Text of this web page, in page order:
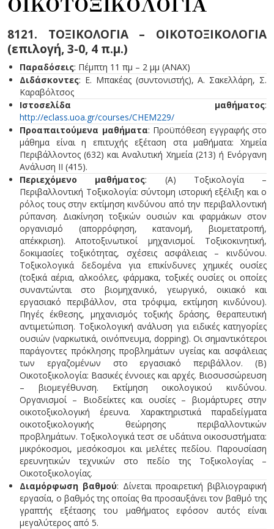
ΟΙΚΟΤΟΞΙΚΟΛΟΓΙΑ
8121. ΤΟΞΙΚΟΛΟΓΙΑ – ΟΙΚΟΤΟΞΙΚΟΛΟΓΙΑ
(επιλογή, 3-0, 4 π.μ.)
Παραδόσεις: Πέμπτη 11 πμ – 2 μμ (ΑΝΑΧ)
Διδάσκοντες: Ε. Μπακέας (συντονιστής), Α. Σακελλάρη, Σ.
Καραβόλτσος
Ιστοσελίδα μαθήματος:
http://eclass.uoa.gr/courses/CHEM229/
Προαπαιτούμενα μαθήματα: Προϋπόθεση εγγραφής στο
μάθημα είναι η επιτυχής εξέταση στα μαθήματα: Χημεία
Περιβάλλοντος (632) και Αναλυτική Χημεία (213) ή Ενόργανη
Ανάλυση ΙΙ (415).
Περιεχόμενο μαθήματος: (Α) Τοξικολογία –
Περιβαλλοντική Τοξικολογία: σύντομη ιστορική εξέλιξη και ο
ρόλος τους στην εκτίμηση κινδύνου από την περιβαλλοντική
ρύπανση. Διακίνηση τοξικών ουσιών και φαρμάκων στον
οργανισμό (απορρόφηση, κατανομή, βιομετατροπή,
απέκκριση). Aποτοξινωτικοί μηχανισμοί. Τοξικοκινητική,
δοκιμασίες τοξικότητας, σχέσεις ασφάλειας – κινδύνου.
Τοξικολογικά δεδομένα για επικίνδυνες χημικές ουσίες
(τοξικά αέρια, αλκοόλες, φάρμακα, τοξικές ουσίες οι οποίες
συναντώνται στο βιομηχανικό, γεωργικό, οικιακό και
εργασιακό περιβάλλον, στα τρόφιμα, εκτίμηση κινδύνου).
Πηγές έκθεσης, μηχανισμός τοξικής δράσης, θεραπευτική
αντιμετώπιση. Τοξικολογική ανάλυση για ειδικές κατηγορίες
ουσιών (ναρκωτικά, οινόπνευμα, dopping). Οι σημαντικότεροι
παράγοντες πρόκλησης προβλημάτων υγείας και ασφάλειας
των εργαζομένων στο εργασιακό περιβάλλον. (Β)
Οικοτοξικολογία: Βασικές έννοιες και αρχές. Βιοσυσσώρευση
– βιομεγέθυνση. Εκτίμηση οικολογικού κινδύνου.
Οργανισμοί – Βιοδείκτες και ουσίες – βιομάρτυρες στην
οικοτοξικολογική έρευνα. Χαρακτηριστικά παραδείγματα
οικοτοξικολογικής θεώρησης περιβαλλοντικών
προβλημάτων. Τοξικολογικά τεστ σε υδάτινα οικοσυστήματα:
μικρόκοσμοι, μεσόκοσμοι και μελέτες πεδίου. Παρουσίαση
ερευνητικών τεχνικών στο πεδίο της Τοξικολογίας –
Οικοτοξικολογίας.
Διαμόρφωση βαθμού: Δίνεται προαιρετική βιβλιογραφική
εργασία, ο βαθμός της οποίας θα προσαυξάνει τον βαθμό της
γραπτής εξέτασης του μαθήματος εφόσον αυτός είναι
μεγαλύτερος από 5.